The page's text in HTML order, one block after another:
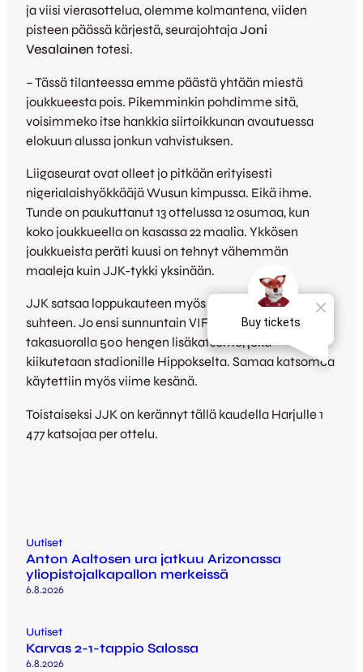
ja viisi vierasottelua, olemme kolmantena, viiden
pisteen päässä kärjestä, seurajohtajaJoni
Vesalainen totesi.
– Tässä tilanteessa emme päästä yhtään miestä
joukkueesta pois. Pikemminkin pohdimme sitä,
voisimmeko itse hankkia siirtoikkunan avautuessa
elokuun alussa jonkun vahvistuksen.
Liigaseurat ovat olleet jo pitkään erityisesti
nigerialaishyökkääjä Wusun kimpussa. Eikä ihme.
Tunde on paukuttanut 13 ottelussa 12 osumaa, kun
koko joukkueella on kasassa 22 maalia. Ykkösen
joukkueista peräti kuusi on tehnyt vähemmän
maaleja kuin JJK-tykki yksinään.
JJK satsaa loppukauteen myös Harjun olosuhteiden
suhteen. Jo ensi sunnuntain VIFK-ottelussa on
takasuoralla 500 hengen lisäkatsomo, joka
kiikutetaan stadionille Hippokselta. Samaa katsomoa
käytettiin myös viime kesänä.
Toistaiseksi JJK on kerännyt tällä kaudella Harjulle 1
477 katsojaa per ottelu.
Uutiset
Anton Aaltosen ura jatkuu Arizonassa
yliopistojalkapallon merkeissä
6.8.2026
Uutiset
Karvas 2-1-tappio Salossa
6.8.2026